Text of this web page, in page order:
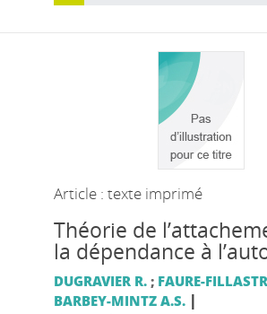
Article : texte imprimé
Théorie de
la dépendance à
DUGRAVIER R.; FAURE-
BARBEY-MINTZ A.S. |